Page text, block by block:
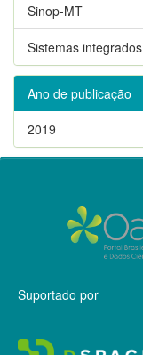
Sinop-MT
Sistemas integrados
Ano de publicação
2019
Suportado por